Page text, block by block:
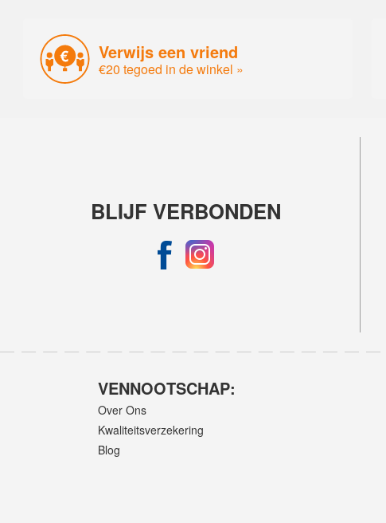
Verwijs een vriend
€20 tegoed in de winkel »
BLIJF VERBONDEN
VENNOOTSCHAP:
Over Ons
Kwaliteitsverzekering
Blog